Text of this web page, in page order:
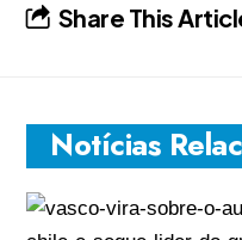
Share This
Notícias